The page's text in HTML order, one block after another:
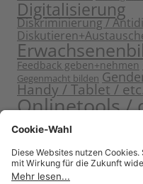
Digitalisierung
Diskriminierung /
Feedback geben+nehmen
Gegenmacht bilden
Handy / Tablet /
Onlinetools /
Politische
Sensibilisieren
Starten+Kennenlernen